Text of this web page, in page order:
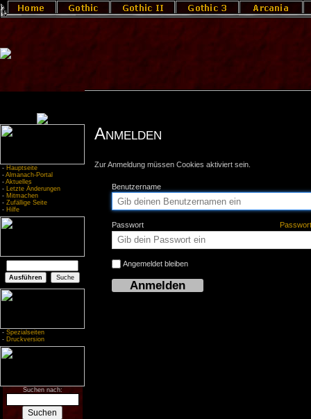
- Hauptseite
- Almanach-Portal
- Aktuelles
- Letzte Änderungen
- Mitmachen
- Zufällige Seite
- Hilfe
- Spezialseiten
- Druckversion
Suchen nach:
Anmelden
Zur Anmeldung müssen Cookies aktiviert sein.
Benutzername
Passwort
Angemeldet bleiben